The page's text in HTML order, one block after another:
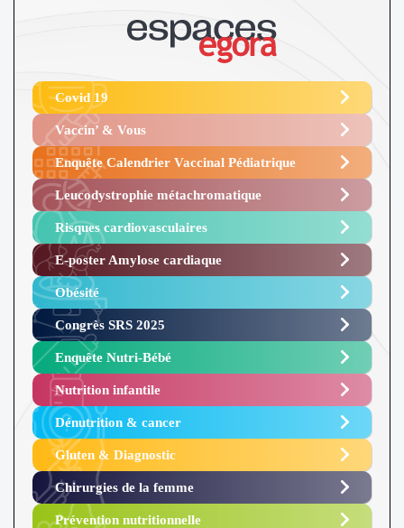
Covid 19
Vaccin’ & Vous
Enquête Calendrier Vaccinal Pédiatrique
Leucodystrophie métachromatique
Risques cardiovasculaires
E-poster Amylose cardiaque ​
Obésité ​
Congrès SRS 2025 ​
Enquête Nutri-Bébé ​
Nutrition infantile
Dénutrition & cancer
Gluten & Diagnostic
Chirurgies de la femme
Prévention nutritionnelle